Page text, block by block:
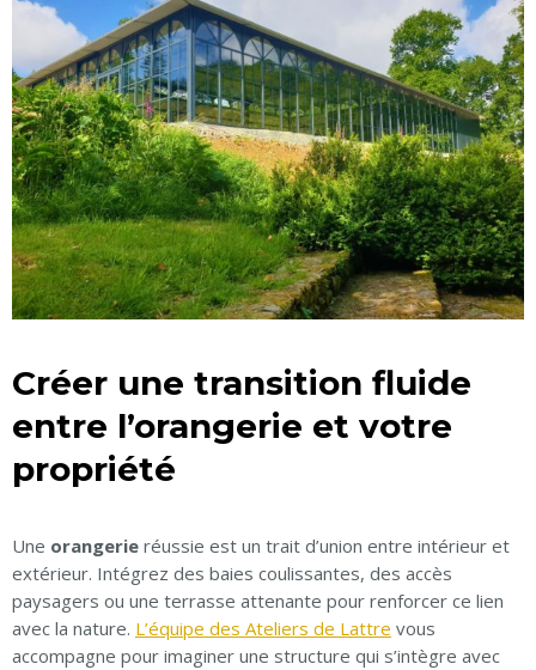
Créer une transition fluide
entre l’orangerie et votre
propriété
Une orangerie réussie est un trait d’union entre intérieur et
extérieur. Intégrez des baies coulissantes, des accès
paysagers ou une terrasse attenante pour renforcer ce lien
avec la nature. L’équipe des Ateliers de Lattre vous
accompagne pour imaginer une structure qui s’intègre avec